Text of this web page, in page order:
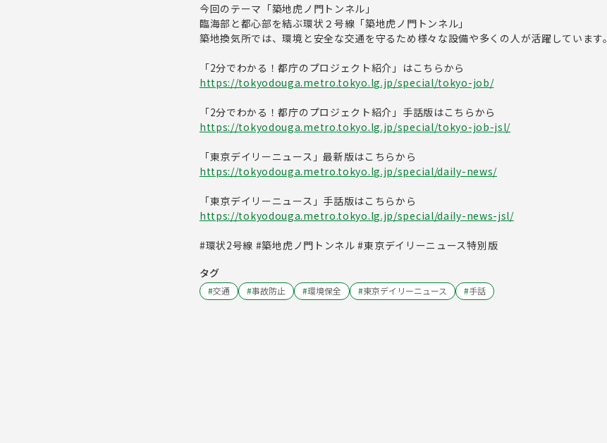
今回のテーマ「築地虎ノ門トンネル」
臨海部と都心部を結ぶ環状２号線「築地虎ノ門トンネル」
築地換気所では、環境と安全な交通を守るため様々な設備や多くの人が活躍しています。
「2分でわかる！都庁のプロジェクト紹介」はこちらから
https://tokyodouga.metro.tokyo.lg.jp/special/tokyo-job/
「2分でわかる！都庁のプロジェクト紹介」手話版はこちらから
https://tokyodouga.metro.tokyo.lg.jp/special/tokyo-job-jsl/
「東京デイリーニュース」最新版はこちらから
https://tokyodouga.metro.tokyo.lg.jp/special/daily-news/
「東京デイリーニュース」手話版はこちらから
https://tokyodouga.metro.tokyo.lg.jp/special/daily-news-jsl/
#環状2号線 #築地虎ノ門トンネル #東京デイリーニュース特別版
タグ
#交通 #事故防止 #環境保全 #東京デイリーニュース #手話